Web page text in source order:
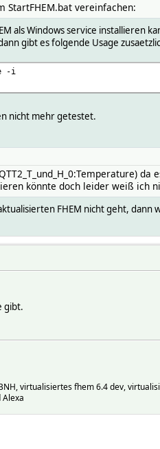
StartFHEM.bat vereinfachen:
als Windows service installieren
gibt es folgende Usage
-i
nicht mehr getestet.
könnte doch leider weiß ich
FHEM nicht geht, dann
gibt.
virtualisiertes fhem 6.4 dev,
Alexa